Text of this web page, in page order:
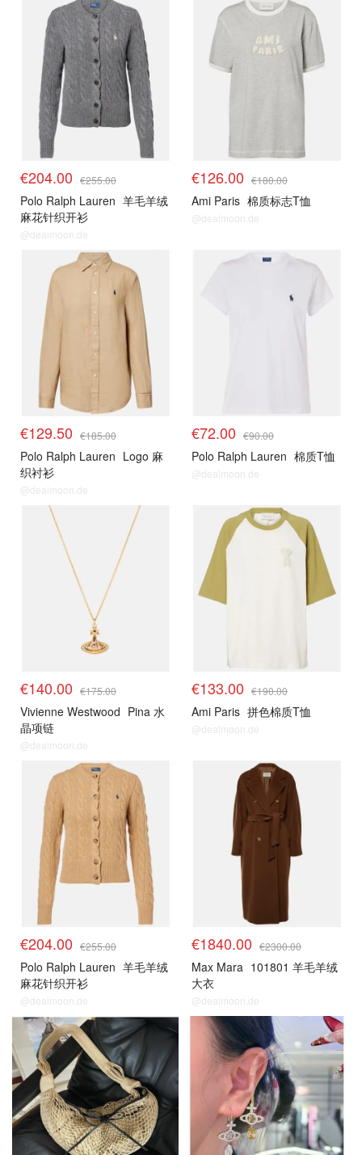
€204.00 €255.00
Polo Ralph Lauren 羊毛羊绒
麻花针织开衫
@dealmoon.de
€126.00 €180.00
Ami Paris 棉质标志T恤
@dealmoon.de
€129.50 €185.00
Polo Ralph Lauren Logo 麻
织衬衫
@dealmoon.de
€72.00 €90.00
Polo Ralph Lauren 棉质T恤
@dealmoon.de
€140.00 €175.00
Vivienne Westwood Pina 水
晶项链
@dealmoon.de
€133.00 €190.00
Ami Paris 拼色棉质T恤
@dealmoon.de
€204.00 €255.00
Polo Ralph Lauren 羊毛羊绒
麻花针织开衫
@dealmoon.de
€1840.00 €2300.00
Max Mara 101801 羊毛羊绒
大衣
@dealmoon.de